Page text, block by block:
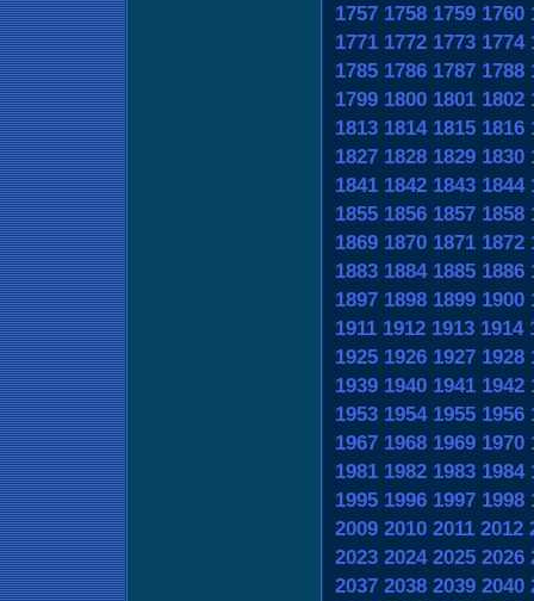
1757 1758 1759 1760
1771 1772 1773 1774
1785 1786 1787 1788
1799 1800 1801 1802
1813 1814 1815 1816
1827 1828 1829 1830
1841 1842 1843 1844
1855 1856 1857 1858
1869 1870 1871 1872
1883 1884 1885 1886
1897 1898 1899 1900
1911 1912 1913 1914
1925 1926 1927 1928
1939 1940 1941 1942
1953 1954 1955 1956
1967 1968 1969 1970
1981 1982 1983 1984
1995 1996 1997 1998
2009 2010 2011 2012
2023 2024 2025 2026
2037 2038 2039 2040